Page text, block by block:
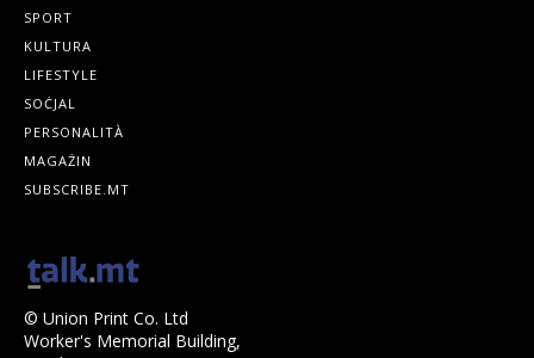
SPORT
KULTURA
LIFESTYLE
SOĊJAL
PERSONALITÀ
MAGAŻIN
SUBSCRIBE.MT
© Union Print Co. Ltd
Worker's Memorial Building,